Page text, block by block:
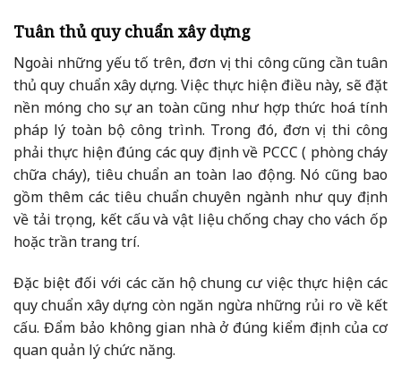
Tuân thủ quy chuẩn xây dựng
Ngoài những yếu tố trên, đơn vị thi công cũng cần tuân
thủ quy chuẩn xây dựng. Việc thực hiện điều này, sẽ đặt
nền móng cho sự an toàn cũng như hợp thức hoá tính
pháp lý toàn bộ công trình. Trong đó, đơn vị thi công
phải thực hiện đúng các quy định về PCCC ( phòng cháy
chữa cháy), tiêu chuẩn an toàn lao động. Nó cũng bao
gồm thêm các tiêu chuẩn chuyên ngành như quy định
về tải trọng, kết cấu và vật liệu chống chay cho vách ốp
hoặc trần trang trí.
Đặc biệt đối với các căn hộ chung cư việc thực hiện các
quy chuẩn xây dựng còn ngăn ngừa những rủi ro về kết
cấu. Đẩm bảo không gian nhà ở đúng kiểm định của cơ
quan quản lý chức năng.